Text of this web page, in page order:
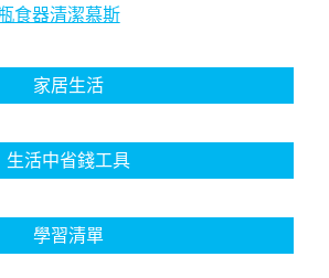
食器清潔慕斯
家居生活
生活中省錢工具
學習清單